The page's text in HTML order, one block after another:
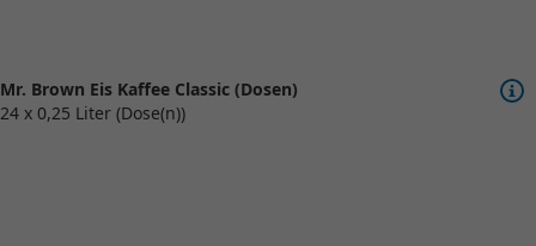
Mr. Brown Eis Kaffee Classic (Dosen)
24 x 0,25 Liter (Dose(n))